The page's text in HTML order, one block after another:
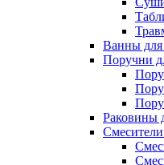
Ванны
Поручни
Раковины